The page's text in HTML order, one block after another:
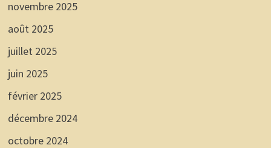
novembre 2025
août 2025
juillet 2025
juin 2025
février 2025
décembre 2024
octobre 2024